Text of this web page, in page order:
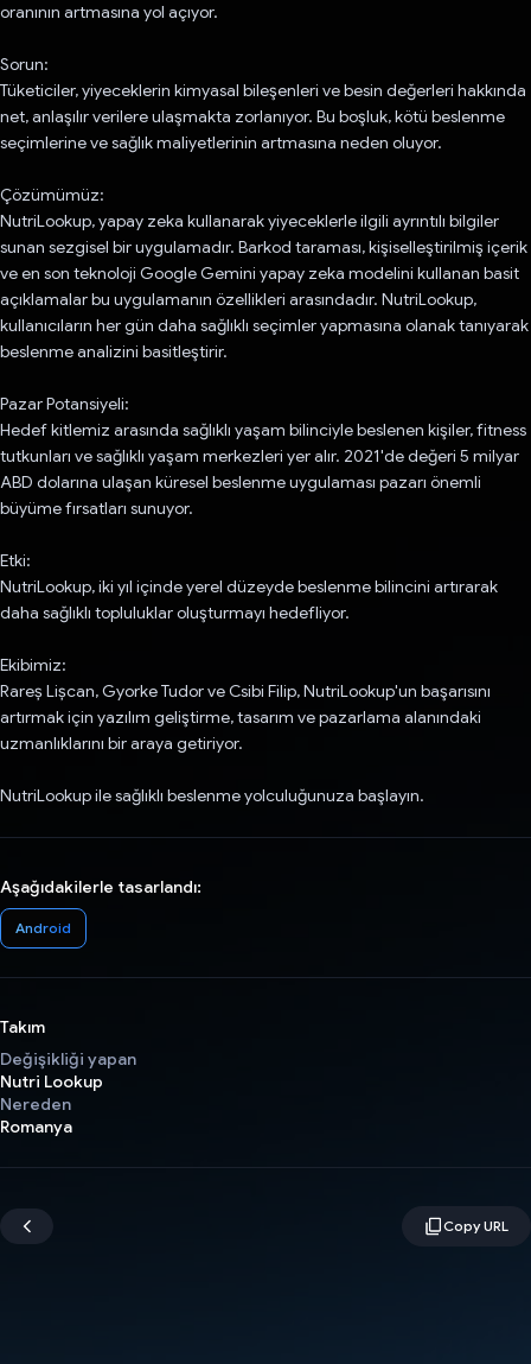
oranının artmasına yol açıyor.
Sorun:
Tüketiciler, yiyeceklerin kimyasal bileşenleri ve besin değerleri hakkında
net, anlaşılır verilere ulaşmakta zorlanıyor. Bu boşluk, kötü beslenme
seçimlerine ve sağlık maliyetlerinin artmasına neden oluyor.
Çözümümüz:
NutriLookup, yapay zeka kullanarak yiyeceklerle ilgili ayrıntılı bilgiler
sunan sezgisel bir uygulamadır. Barkod taraması, kişiselleştirilmiş içerik
ve en son teknoloji Google Gemini yapay zeka modelini kullanan basit
açıklamalar bu uygulamanın özellikleri arasındadır. NutriLookup,
kullanıcıların her gün daha sağlıklı seçimler yapmasına olanak tanıyarak
beslenme analizini basitleştirir.
Pazar Potansiyeli:
Hedef kitlemiz arasında sağlıklı yaşam bilinciyle beslenen kişiler, fitness
tutkunları ve sağlıklı yaşam merkezleri yer alır. 2021'de değeri 5 milyar
ABD dolarına ulaşan küresel beslenme uygulaması pazarı önemli
büyüme fırsatları sunuyor.
Etki:
NutriLookup, iki yıl içinde yerel düzeyde beslenme bilincini artırarak
daha sağlıklı topluluklar oluşturmayı hedefliyor.
Ekibimiz:
Rareș Lișcan, Gyorke Tudor ve Csibi Filip, NutriLookup'un başarısını
artırmak için yazılım geliştirme, tasarım ve pazarlama alanındaki
uzmanlıklarını bir araya getiriyor.
NutriLookup ile sağlıklı beslenme yolculuğunuza başlayın.
Aşağıdakilerle tasarlandı:
Android
Takım
Değişikliği yapan
Nutri Lookup
Nereden
Romanya